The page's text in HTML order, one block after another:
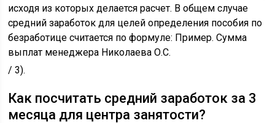
исходя из которых делается расчет. В общем случае
средний заработок для целей определения пособия по
безработице считается по формуле: Пример. Сумма
выплат менеджера Николаева О.С.
/ 3).
Как посчитать средний заработок за 3
месяца для центра занятости?